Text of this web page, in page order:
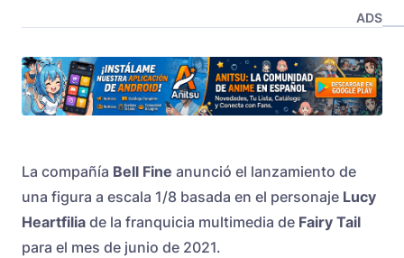
ADS
La compañía Bell Fine anunció el lanzamiento de
una figura a escala 1/8 basada en el personaje Lucy
Heartfilia de la franquicia multimedia de Fairy Tail
para el mes de junio de 2021.